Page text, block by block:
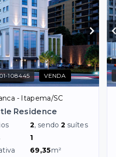
108445 VENDA
- Itapema/SC
Residence
2, sendo2 suítes
1
69,35m²